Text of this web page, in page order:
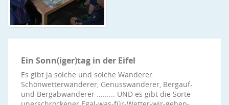
Ein Sonn(iger)tag in der Eifel
Es gibt ja solche und solche Wanderer:
Schönwetterwanderer, Genusswanderer, Bergauf-
und Bergabwanderer ......... UND es gibt die Sorte